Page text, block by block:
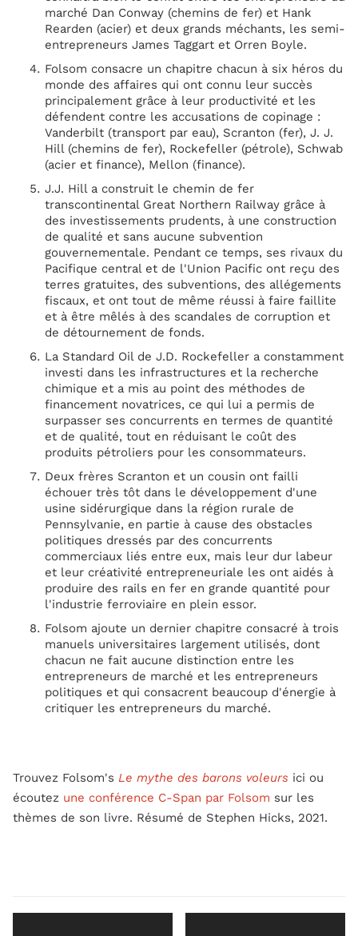
marché Dan Conway (chemins de fer) et Hank
Rearden (acier) et deux grands méchants, les semi-
entrepreneurs James Taggart et Orren Boyle.
Folsom consacre un chapitre chacun à six héros du
monde des affaires qui ont connu leur succès
principalement grâce à leur productivité et les
défendent contre les accusations de copinage :
Vanderbilt (transport par eau), Scranton (fer), J. J.
Hill (chemins de fer), Rockefeller (pétrole), Schwab
(acier et finance), Mellon (finance).
J.J. Hill a construit le chemin de fer
transcontinental Great Northern Railway grâce à
des investissements prudents, à une construction
de qualité et sans aucune subvention
gouvernementale. Pendant ce temps, ses rivaux du
Pacifique central et de l'Union Pacific ont reçu des
terres gratuites, des subventions, des allégements
fiscaux, et ont tout de même réussi à faire faillite
et à être mêlés à des scandales de corruption et
de détournement de fonds.
La Standard Oil de J.D. Rockefeller a constamment
investi dans les infrastructures et la recherche
chimique et a mis au point des méthodes de
financement novatrices, ce qui lui a permis de
surpasser ses concurrents en termes de quantité
et de qualité, tout en réduisant le coût des
produits pétroliers pour les consommateurs.
Deux frères Scranton et un cousin ont failli
échouer très tôt dans le développement d'une
usine sidérurgique dans la région rurale de
Pennsylvanie, en partie à cause des obstacles
politiques dressés par des concurrents
commerciaux liés entre eux, mais leur dur labeur
et leur créativité entrepreneuriale les ont aidés à
produire des rails en fer en grande quantité pour
l'industrie ferroviaire en plein essor.
Folsom ajoute un dernier chapitre consacré à trois
manuels universitaires largement utilisés, dont
chacun ne fait aucune distinction entre les
entrepreneurs de marché et les entrepreneurs
politiques et qui consacrent beaucoup d'énergie à
critiquer les entrepreneurs du marché.
Trouvez Folsom's Le mythe des barons voleurs ici ou
écoutez une conférence C-Span par Folsom sur les
thèmes de son livre. Résumé de Stephen Hicks, 2021.